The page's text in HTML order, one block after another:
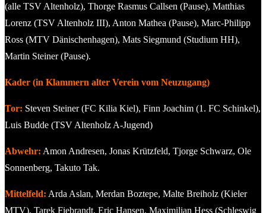
(alle TSV Altenholz), Thorge Rasmus Callsen (Pause), Matthias
Lorenz (TSV Altenholz III), Anton Mathea (Pause), Marc-Philipp
Ross (MTV Dänischenhagen), Mats Siegmund (Studium HH),
Martin Steiner (Pause).
Kader (in Klammern alter Verein vom Neuzugang)
Tor: Steven Steiner (FC Kilia Kiel), Finn Joachim (1. FC Schinkel),
Luis Budde (TSV Altenholz A-Jugend)
Abwehr: Amon Andresen, Jonas Krützfeld, Tjorge Schwarz, Ole
Sonnenberg, Takuto Tak.
Mittelfeld: Arda Aslan, Merdan Boztepe, Malte Breiholz (Kieler
MTV), Tarek Fiebrandt, Eric Hansen, Maximilian Hess (Schleswig